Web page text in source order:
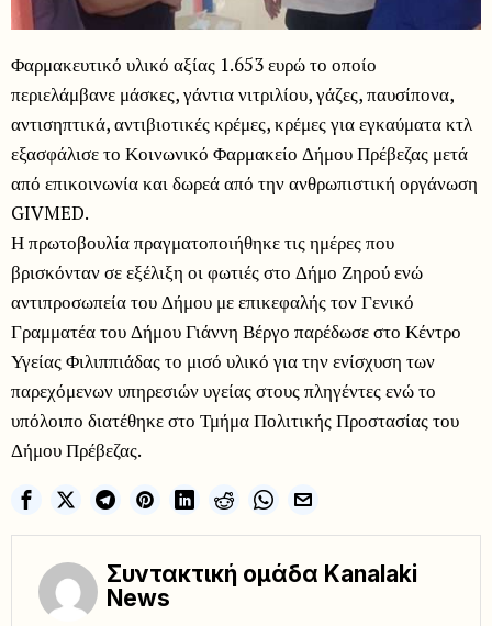
Φαρμακευτικό υλικό αξίας 1.653 ευρώ το οποίο
περιελάμβανε μάσκες, γάντια νιτριλίου, γάζες, παυσίπονα,
αντισηπτικά, αντιβιοτικές κρέμες, κρέμες για εγκαύματα κτλ
εξασφάλισε το Κοινωνικό Φαρμακείο Δήμου Πρέβεζας μετά
από επικοινωνία και δωρεά από την ανθρωπιστική οργάνωση
GIVMED.
Η πρωτοβουλία πραγματοποιήθηκε τις ημέρες που
βρισκόνταν σε εξέλιξη οι φωτιές στο Δήμο Ζηρού ενώ
αντιπροσωπεία του Δήμου με επικεφαλής τον Γενικό
Γραμματέα του Δήμου Γιάννη Βέργο παρέδωσε στο Κέντρο
Υγείας Φιλιππιάδας το μισό υλικό για την ενίσχυση των
παρεχόμενων υπηρεσιών υγείας στους πληγέντες ενώ το
υπόλοιπο διατέθηκε στο Τμήμα Πολιτικής Προστασίας του
Δήμου Πρέβεζας.
Συντακτική ομάδα Kanalaki
News